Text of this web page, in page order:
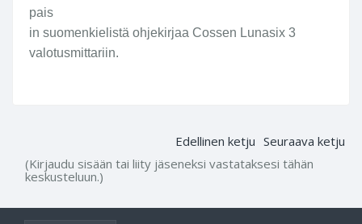
pais
in suomenkielistä ohjekirjaa Cossen Lunasix 3
valotusmittariin.
Edellinen ketju Seuraava ketju
(Kirjaudu sisään tai liity jäseneksi vastataksesi tähän
keskusteluun.)